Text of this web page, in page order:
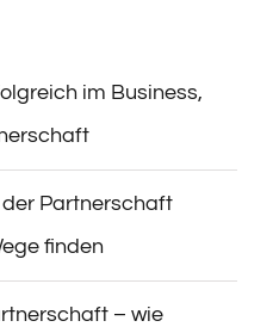
im Business,
Partnerschaft
finden
– wie